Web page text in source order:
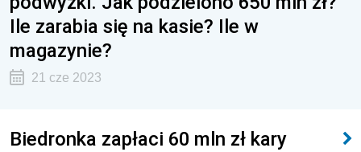
Ile zarabia się na kasie? Ile w
magazynie?
21 cze 2023
Biedronka zapłaci 60 mln zł kary